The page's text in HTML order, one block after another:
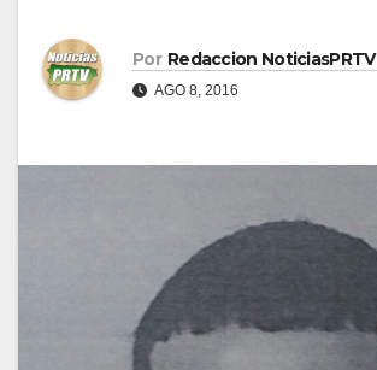
Por Redaccion NoticiasPRTV
AGO 8, 2016